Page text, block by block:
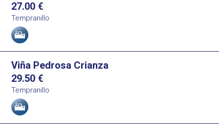
27.00 €
Tempranillo
Allergens
Viña Pedrosa Crianza
29.50 €
Tempranillo
Allergens